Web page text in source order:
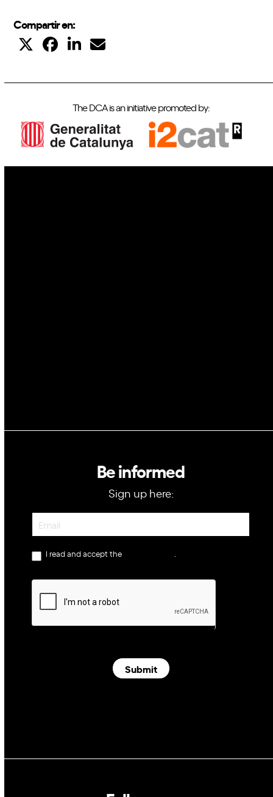
Compartir en:
The DCA is an initiative promoted by:
Be informed
Sign up here:
Newsletter
I read and accept the
Submit